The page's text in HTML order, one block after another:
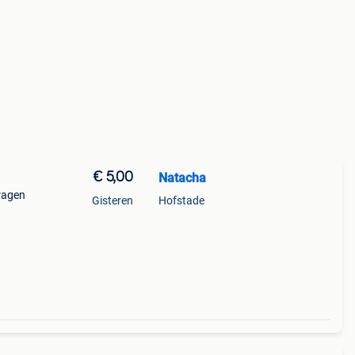
€ 5,00
Gisteren
Natacha
Hofstade